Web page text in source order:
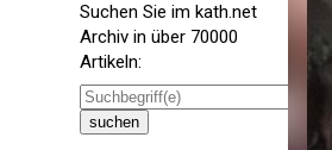
Suchen Sie im kath.net
Archiv in über 70000
Artikeln: